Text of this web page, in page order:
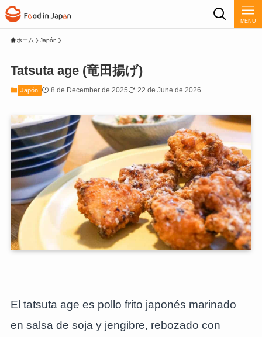
MENU
ホーム Japón
Tatsuta age (竜田揚げ)
Japón 8 de December de 2025 22 de June de 2026
El tatsuta age es pollo frito japonés marinado
en salsa de soja y jengibre, rebozado con